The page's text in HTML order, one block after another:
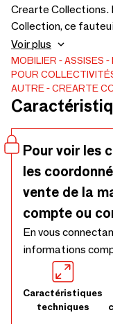
Crearte Collections.
Collection, ce
identité forte grâce
emblématique.
luxe y los
gamme, cette pièce
savoir-faire artisanal
personnalisable :
choisissant parmi
naturels y cannage
l'option propre
bois massif con
dimensions y
Voir plus
MOBILIER ASSISES
POUR
AUTRE
CREARTE
Pour voir les
les
vente de la
compte ou
En vous
informations
Caractéristiques
techniques